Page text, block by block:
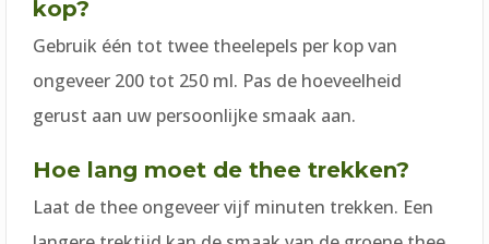
kop?
Gebruik één tot twee theelepels per kop van
ongeveer 200 tot 250 ml. Pas de hoeveelheid
gerust aan uw persoonlijke smaak aan.
Hoe lang moet de thee trekken?
Laat de thee ongeveer vijf minuten trekken. Een